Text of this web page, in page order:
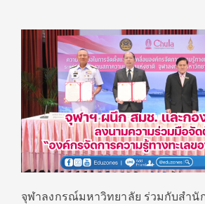
จุฬาลงกรณ์มหาวิทยาลัย ร่วมกับสำนั